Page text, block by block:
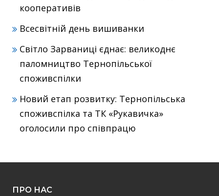
кооперативів
Всесвітній день вишиванки
Світло Зарваниці єднає: великоднє
паломництво Тернопільської
споживспілки
Новий етап розвитку: Тернопільська
споживспілка та ТК «Рукавичка»
оголосили про співпрацю
ПРО НАС